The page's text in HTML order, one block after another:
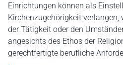
Einrichtungen können als
Kirchenzugehörigkeit verlangen,
der Tätigkeit oder den
angesichts des Ethos der
gerechtfertigte berufliche